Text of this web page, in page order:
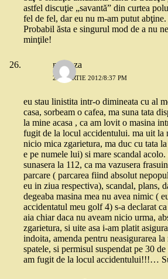
astfel discuţie „savantă” din curtea
fel de fel, dar eu nu m-am putut abţine.
Probabil ăsta e singurul mod de a nu
minţile!
mimoza
25 MARTIE 2012/8:37 PM
eu stau linistita intr-o dimineata cu al
casa, sorbeam o cafea, ma suna tata
la mine acasa , ca am lovit o masina
fugit de la locul accidentului. ma uit la
nicio mica zgarietura, ma duc cu tata
e pe numele lui) si mare scandal
sunasera la 112, ca ma vazusera
parcare ( parcarea fiind absolut
eu in ziua respectiva), scandal, plans,
degeaba masina mea nu avea nimic (
accidentatul meu golf 4) s-a declarat
aia chiar daca nu aveam nicio urma,
zgarietura, si uite asa i-am platit
indoita, amenda pentru neasigurarea la
spatele, si permisul suspendat pe 30
am fugit de la locul accidentului!!!…